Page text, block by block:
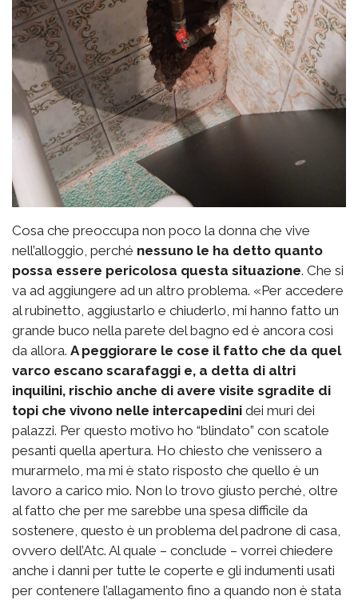
Cosa che preoccupa non poco la donna che vive
nell’alloggio, perché nessuno le ha detto quanto
possa essere pericolosa questa situazione. Che si
va ad aggiungere ad un altro problema. «Per accedere
al rubinetto, aggiustarlo e chiuderlo, mi hanno fatto un
grande buco nella parete del bagno ed è ancora così
da allora. A peggiorare le cose il fatto che da quel
varco escano scarafaggi e, a detta di altri
inquilini, rischio anche di avere visite sgradite di
topi che vivono nelle intercapedini dei muri dei
palazzi. Per questo motivo ho “blindato” con scatole
pesanti quella apertura. Ho chiesto che venissero a
murarmelo, ma mi è stato risposto che quello è un
lavoro a carico mio. Non lo trovo giusto perché, oltre
al fatto che per me sarebbe una spesa difficile da
sostenere, questo è un problema del padrone di casa,
ovvero dell’Atc. Al quale – conclude – vorrei chiedere
anche i danni per tutte le coperte e gli indumenti usati
per contenere l’allagamento fino a quando non è stata